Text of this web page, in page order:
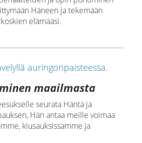
Häneen ja tekemään
elämääsi.
maailmasta
seurata Häntä ja
Hän antaa meille voimaa
kiusauksissamme ja